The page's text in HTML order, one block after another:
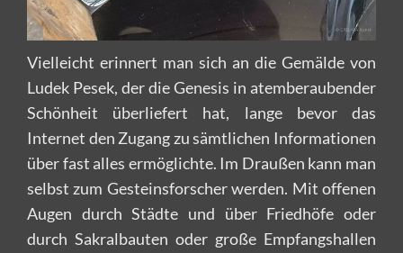
Vielleicht erinnert man sich an die Gemälde von
Ludek Pesek, der die Genesis in atemberaubender
Schönheit überliefert hat, lange bevor das
Internet den Zugang zu sämtlichen Informationen
über fast alles ermöglichte. Im Draußen kann man
selbst zum Gesteinsforscher werden. Mit offenen
Augen durch Städte und über Friedhöfe oder
durch Sakralbauten oder große Empfangshallen